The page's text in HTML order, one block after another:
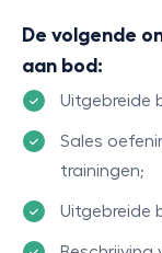
De volgende
aan bod:
Uitgebreide
Sales
trainingen;
Uitgebreide